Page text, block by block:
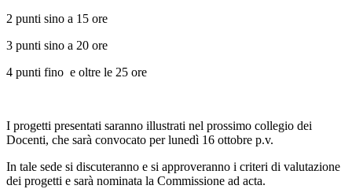
2 punti sino a 15 ore
3 punti sino a 20 ore
4 punti fino e oltre le 25 ore
I progetti presentati saranno illustrati nel prossimo collegio dei
Docenti, che sarà convocato per lunedì 16 ottobre p.v.
In tale sede si discuteranno e si approveranno i criteri di valutazione
dei progetti e sarà nominata la Commissione ad acta.